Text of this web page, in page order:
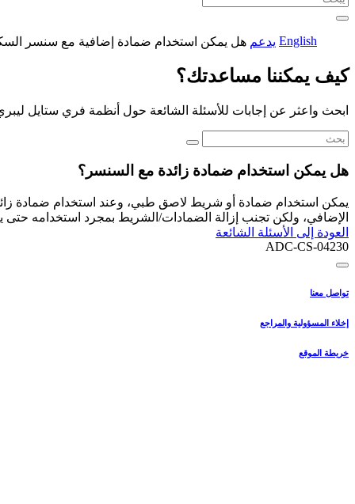
English يدعم هل يمكن استخدام ضمادة إضافية مع سنسر
كيف يمكننا مساعدتك؟
ابحث واعثر عن إجابات للأسئلة الشائعة حول أنظمة فري ستايل
هل يمكن استخدام ضمادة زائدة مع السنسر؟
يمكن استخدام ضمادة أو شريط لاصق طبي، وعند استخدام ضمادة
الإضافي، ولكن تجنب إزالة الضمادات/الشريط بمجرد استخدامه
العودة إلى الأسئلة الشائعة
ADC-CS-04230
تواصل معنا
إخلاء المسؤولية والمراجع
خريطة الموقع